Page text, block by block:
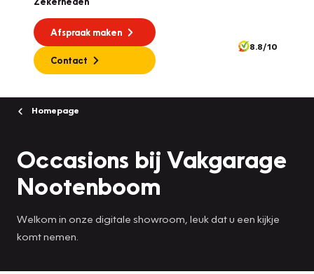
Afspraak maken
Contact
8.8/10
Homepage
Occasions bij Vakgarage
Nootenboom
Welkom in onze digitale showroom, leuk dat u een kijkje
komt nemen.